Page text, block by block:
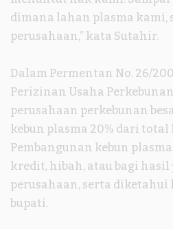
dimana lahan plasma kami,
perusahaan,” kata Sutahir.
Dalam Permentan No. 26/
Perizinan Usaha
perusahaan perkebunan
kebun plasma 20% dari total
Pembangunan kebun
kredit, hibah, atau bagi
perusahaan, serta diketahui
bupati.